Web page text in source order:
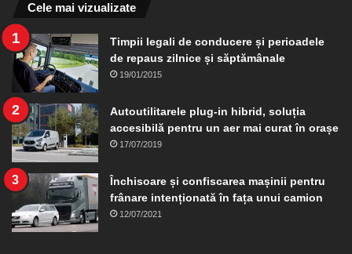
Cele mai vizualizate
Timpii legali de conducere și perioadele
de repaus zilnice și săptămânale
19/01/2015
Autoutilitarele plug-in hibrid, soluția
accesibilă pentru un aer mai curat în orașe
17/07/2019
Închisoare și confiscarea mașinii pentru
frânare intenționată în fața unui camion
12/07/2021